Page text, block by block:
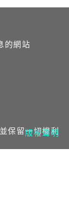
的網站
保留一切權利
版權聲明